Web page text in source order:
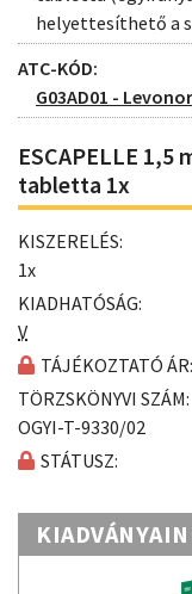
helyettesíthető a
ATC-KÓD:
G03AD01 -
ESCAPELLE
tabletta 1x
KISZERELÉS:
1x
KIADHATÓSÁG:
V
TÁJÉKOZTATÓ ÁR:
TÖRZSKÖNYVI SZÁM:
OGYI-T-9330/02
STÁTUSZ: